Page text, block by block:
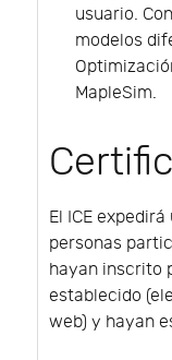
usuario.
modelos
MapleSim.
El ICE
personas
hayan inscrito
establecido
web) y hayan